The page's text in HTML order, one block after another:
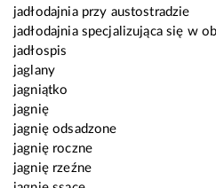
jadłodajnia przy austostradzie
jadłodajnia specjalizująca się w
jadłospis
jaglany
jagniątko
jagnię
jagnię odsadzone
jagnię roczne
jagnię rzeźne